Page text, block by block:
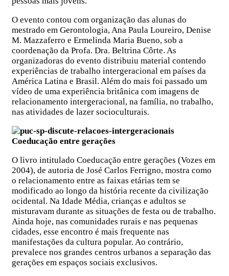
O evento contou com organização das alunas do
mestrado em Gerontologia, Ana Paula Loureiro, Denise
M. Mazzaferro e Ermelinda Maria Bueno, sob a
coordenação da Profa. Dra. Beltrina Côrte. As
organizadoras do evento distribuiu material contendo
experiências de trabalho intergeracional em países da
América Latina e Brasil. Além do mais foi passado um
vídeo de uma experiência britânica com imagens de
relacionamento intergeracional, na família, no trabalho,
nas atividades de lazer socioculturais.
Coeducação entre gerações
O livro intitulado Coeducação entre gerações (Vozes em
2004), de autoria de José Carlos Ferrigno, mostra como
o relacionamento entre as faixas etárias tem se
modificado ao longo da história recente da civilização
ocidental. Na Idade Média, crianças e adultos se
misturavam durante as situações de festa ou de trabalho.
Ainda hoje, nas comunidades rurais e nas pequenas
cidades, esse encontro é mais frequente nas
manifestações da cultura popular. Ao contrário,
prevalece nos grandes centros urbanos a separação das
gerações em espaços sociais exclusivos.